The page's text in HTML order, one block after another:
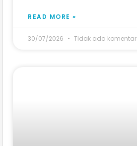
READ MORE »
30/07/2026 Tidak ada komentar